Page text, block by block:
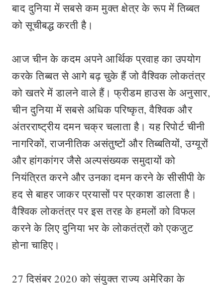
बाद दुनिया में सबसे कम मुक्त क्षेत्र के रूप में तिब्बत
को सूचीबद्ध करती है।
आज चीन के कदम अपने आर्थिक प्रवाह का उपयोग
करके तिब्बत से आगे बढ़ चुके हैं जो वैश्विक लोकतंत्र
को खतरे में डालने वाले हैं। फ्रीडम हाउस के अनुसार,
चीन दुनिया में सबसे अधिक परिष्कृत, वैश्विक और
अंतरराष्ट्रीय दमन चक्र चलाता है। यह रिपोर्ट चीनी
नागरिकों, राजनीतिक असंतुष्टों और तिब्बतियों, उग्यूरों
और हांगकांगर जैसे अल्पसंख्यक समुदायों को
नियंत्रित करने और उनका दमन करने के सीसीपी के
हद से बाहर जाकर प्रयासों पर प्रकाश डालता है।
वैश्विक लोकतंत्र पर इस तरह के हमलों को विफल
करने के लिए दुनिया भर के लोकतंत्रों को एकजुट
होना चाहिए।
27 दिसंबर 2020 को संयुक्त राज्य अमेरिका के